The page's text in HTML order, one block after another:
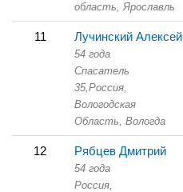
область, Ярославль
11 Лучинский Алексей
54 года
Спасатель
35,Россия,
Вологодская
Область, Вологда
12 Рябцев Дмитрий
54 года
Россия,